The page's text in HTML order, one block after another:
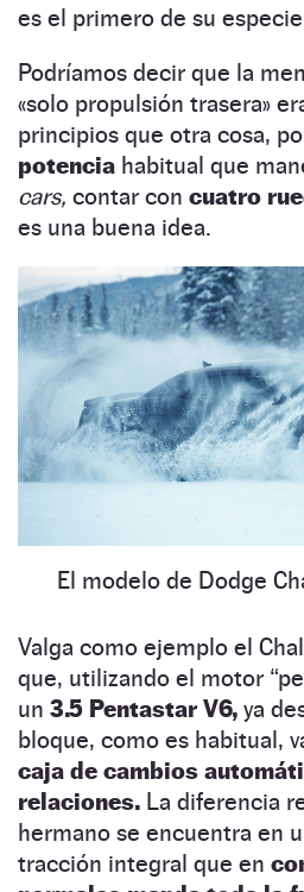
es el primero de su
Podríamos decir que la
«solo propulsión trasera»
principios que otra cosa,
potencia habitual que
cars, contar con cuatro
es una buena idea.
El modelo de Dodge
Valga como ejemplo el
que, utilizando el motor
un 3.5 Pentastar V6, ya
bloque, como es habitual,
caja de cambios
relaciones. La diferencia
hermano se encuentra en
tracción integral que en